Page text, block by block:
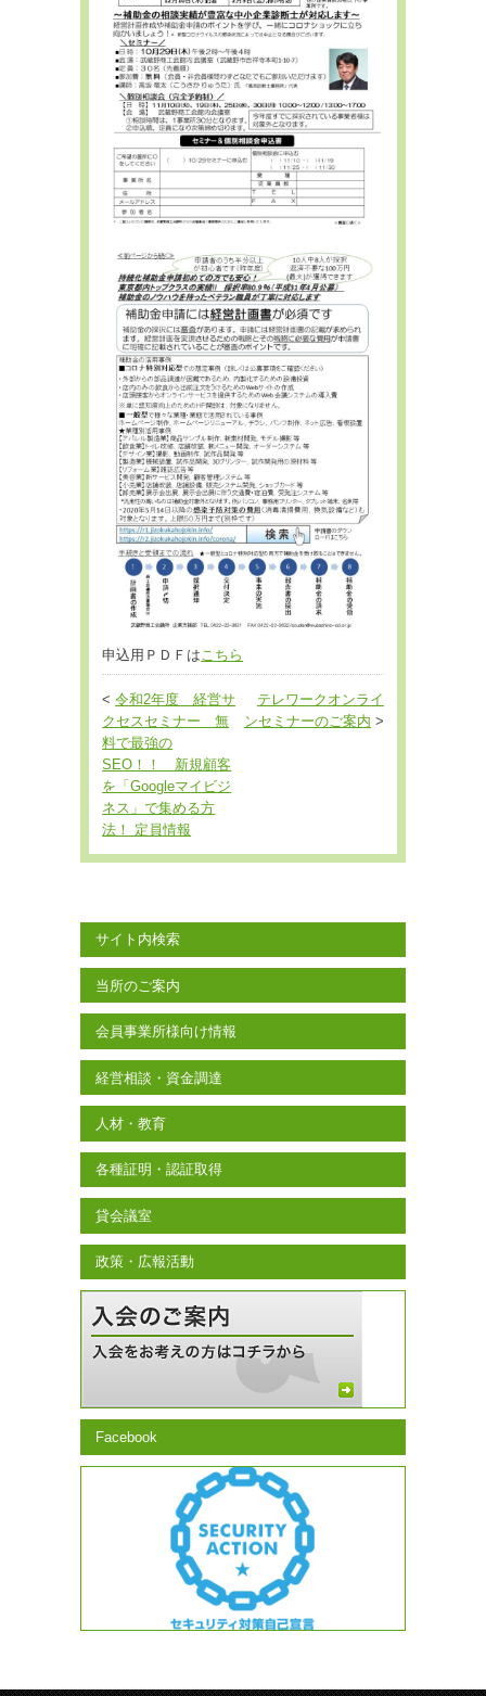
申込用ＰＤＦは こちら
<令和2年度 経営サ
クセスセミナー 無
料で最強の
SEO！！ 新規顧客
を「Googleマイビジ
ネス」で集める方
法！ 定員情報
テレワークオンライ
ンセミナーのご案内 >
サイト内検索
当所のご案内
会員事業所様向け情報
経営相談・資金調達
人材・教育
各種証明・認証取得
貸会議室
政策・広報活動
Facebook